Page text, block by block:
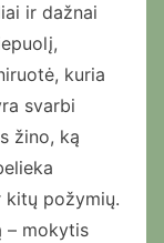
ir dažnai
kuria
svarbi
žino, ką
kitų požymių.
– mokytis